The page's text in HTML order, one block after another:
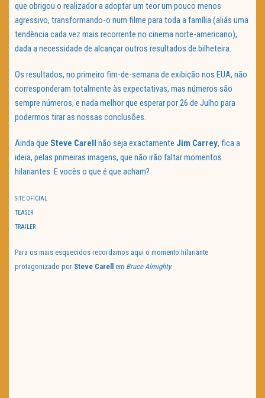
que obrigou o realizador a adoptar um teor um pouco menos
agressivo, transformando-o num filme para toda a família (aliás uma
tendência cada vez mais recorrente no cinema norte-americano),
dada a necessidade de alcançar outros resultados de bilheteira.
Os resultados, no primeiro fim-de-semana de exibição nos EUA, não
corresponderam totalmente às expectativas, mas números são
sempre números, e nada melhor que esperar por 26 de Julho para
podermos tirar as nossas conclusões.
Ainda que Steve Carell não seja exactamente Jim Carrey, fica a
ideia, pelas primeiras imagens, que não irão faltar momentos
hilariantes. E vocês o que é que acham?
SITE OFICIAL
TEASER
TRAILER
Para os mais esquecidos recordamos aqui o momento hilariante
protagonizado por Steve Carell em Bruce Almighty: